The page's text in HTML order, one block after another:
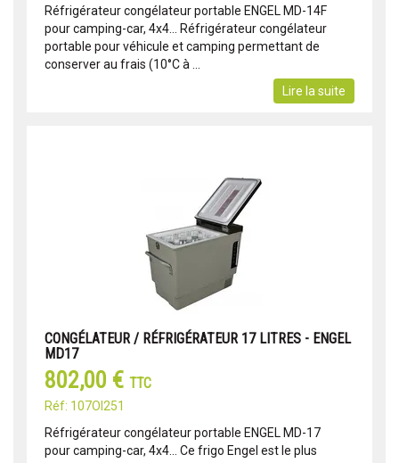
Réfrigérateur congélateur portable ENGEL MD-14F
pour camping-car, 4x4... Réfrigérateur congélateur
portable pour véhicule et camping permettant de
conserver au frais (10°C à ...
Lire la suite
CONGÉLATEUR / RÉFRIGÉRATEUR 17 LITRES - ENGEL
MD17
802,00 € TTC
Réf: 107OI251
Réfrigérateur congélateur portable ENGEL MD-17
pour camping-car, 4x4... Ce frigo Engel est le plus